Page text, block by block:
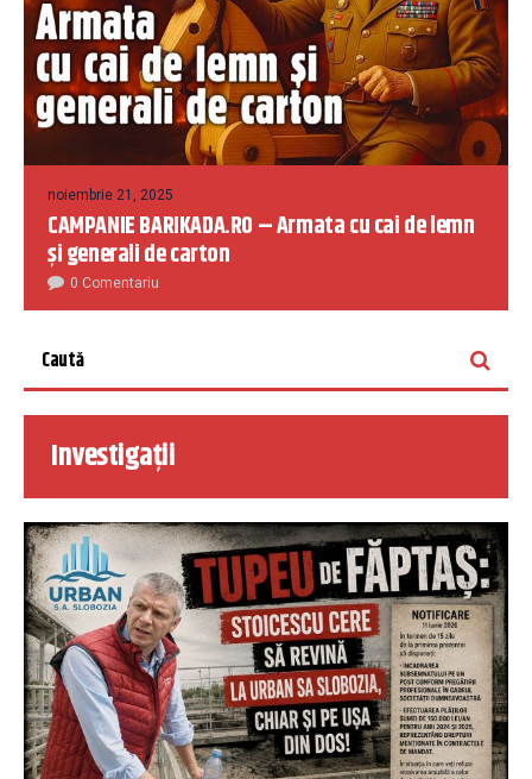
noiembrie 21, 2025
CAMPANIE BARIKADA.RO – Armata cu cai de lemn
și generali de carton
0 Comentariu
Investigații